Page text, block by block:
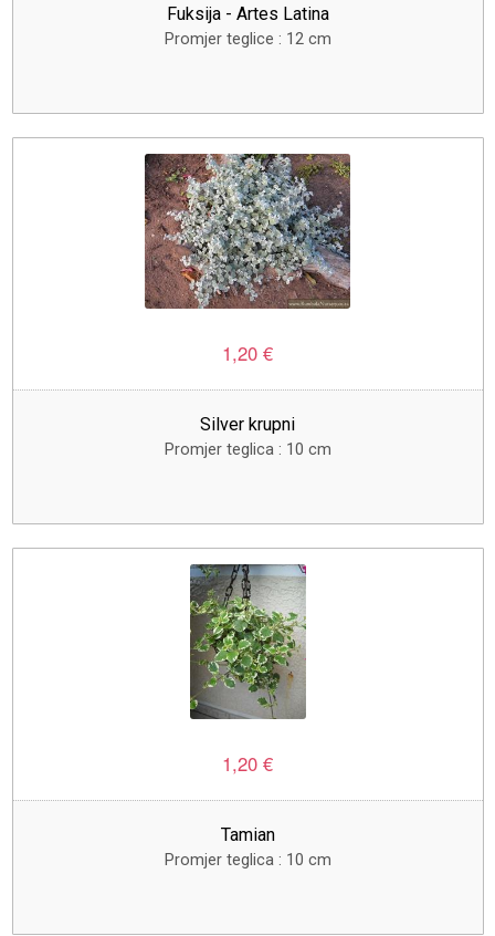
Fuksija - Artes Latina
Promjer teglice : 12 cm
1,20 €
Silver krupni
Promjer teglica : 10 cm
1,20 €
Tamian
Promjer teglica : 10 cm